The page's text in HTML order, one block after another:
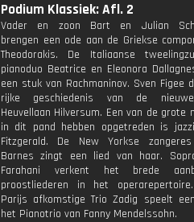
Podium Klassiek: Afl. 2
Vader en zoon Bart en Julian
brengen een ode aan de Griekse
Theodorakis. De Italiaanse
pianoduo Beatrice en Eleonora
een stuk van Rachmaninov. Sven Figee
rijke geschiedenis van de
Heuvellaan Hilversum. Een van de grote
in dit pand hebben opgetreden is
Fitzgerald. De New Yorkse
Barnes zingt een lied van haar.
Farahani verkent het brede
proostliederen in het
Parijs afkomstige Trio Zadig speelt
het Pianotrio van Fanny Mendelssohn.